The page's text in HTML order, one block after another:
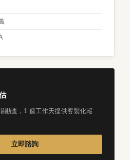
勘查，1 個工作天提供客製化報
立即諮詢